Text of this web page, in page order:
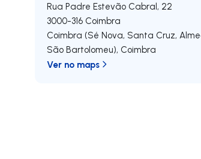
Rua Padre Estevão Cabral, 22
3000-316 Coimbra
Coimbra (Sé Nova, Santa Cruz,
São Bartolomeu), Coimbra
Ver no maps